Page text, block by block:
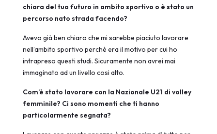
chiara del tuo futuro in ambito sportivo o è stato un
percorso nato strada facendo?
Avevo già ben chiaro che mi sarebbe piaciuto lavorare
nell’ambito sportivo perché era il motivo per cui ho
intrapreso questi studi. Sicuramente non avrei mai
immaginato ad un livello cosi alto.
Com’è stato lavorare con la Nazionale U21 di volley
femminile? Ci sono momenti che ti hanno
particolarmente segnata?